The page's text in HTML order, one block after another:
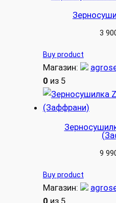
3
Buy product
Магазин:
0 из 5
9
Buy product
Магазин:
0 из 5